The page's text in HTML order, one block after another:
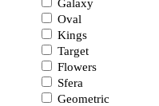
Galaxy
Oval
Kings
Target
Flowers
Sfera
Geometric